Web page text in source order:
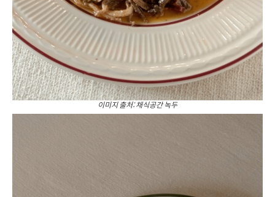
이미지 출처: 채식공간 녹두